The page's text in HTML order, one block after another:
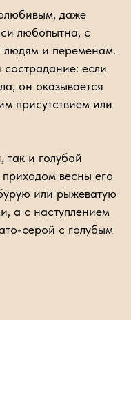
даже
любопытна, с
людям и переменам.
если
он оказывается
присутствием или
так и голубой
весны его
или рыжеватую
а с наступлением
серой с голубым